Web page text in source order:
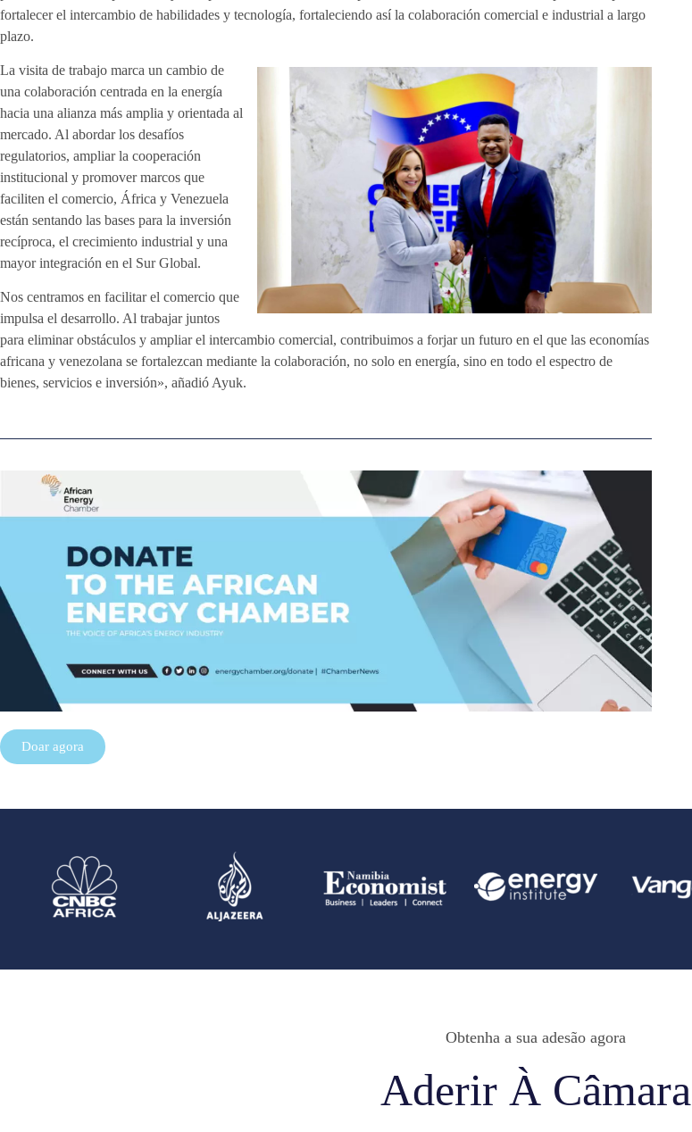
fortalecer el intercambio de habilidades y tecnología, fortaleciendo así la colaboración comercial e industrial a largo
plazo.
La visita de trabajo marca un cambio de
una colaboración centrada en la energía
hacia una alianza más amplia y orientada al
mercado. Al abordar los desafíos
regulatorios, ampliar la cooperación
institucional y promover marcos que
faciliten el comercio, África y Venezuela
están sentando las bases para la inversión
recíproca, el crecimiento industrial y una
mayor integración en el Sur Global.
Nos centramos en facilitar el comercio que
impulsa el desarrollo. Al trabajar juntos
para eliminar obstáculos y ampliar el intercambio comercial, contribuimos a forjar un futuro en el que las economías
africana y venezolana se fortalezcan mediante la colaboración, no solo en energía, sino en todo el espectro de
bienes, servicios e inversión», añadió Ayuk.
Doar agora
Obtenha a sua adesão agora
Aderir À Câmara